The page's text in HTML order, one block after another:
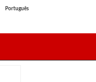
Português